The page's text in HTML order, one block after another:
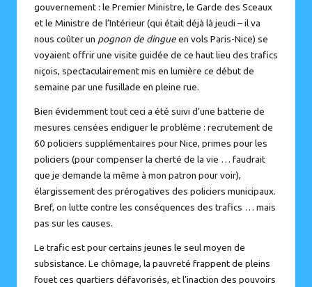
gouvernement: le Premier Ministre, le Garde des Sceaux
et le Ministre de l’Intérieur (qui était déjà là jeudi – il va
nous coûter un pognon de dingueen vols Paris-Nice) se
voyaient offrir une visite guidée de ce haut lieu des trafics
niçois, spectaculairement mis en lumière ce début de
semaine parune fusillade en pleine rue.
Bien évidemment tout ceci a été suivi d’une batterie de
mesures censées endiguer le problème : recrutement de
60 policiers supplémentaires pour Nice, primes pour les
policiers (pour compenser la cherté de la vie … faudrait
que je demande la même à mon patron pour voir),
élargissement des prérogatives des policiers municipaux.
Bref, on lutte contre les conséquences des trafics … mais
pas sur les causes.
Le trafic est pour certains jeunes le seul moyen de
subsistance. Le chômage, la pauvreté frappent de pleins
fouet ces quartiers défavorisés, et l’inaction des pouvoirs